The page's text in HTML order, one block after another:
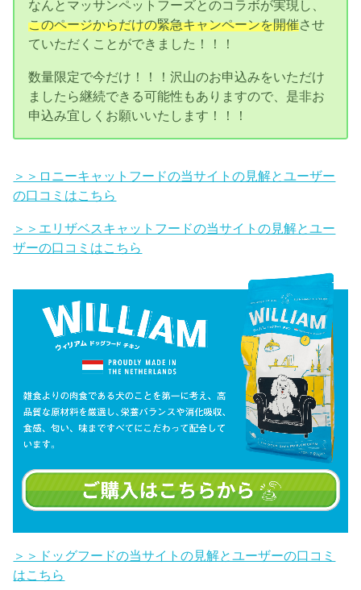
なんとマッサンペットフーズとのコラボが実現し、
このページからだけの緊急キャンペーンを開催させ
ていただくことができました！！！
数量限定で今だけ！！！沢山のお申込みをいただけ
ましたら継続できる可能性もありますので、是非お
申込み宜しくお願いいたします！！！
＞＞ロニーキャットフードの当サイトの見解とユーザー
の口コミはこちら
＞＞エリザベスキャットフードの当サイトの見解とユー
ザーの口コミはこちら
＞＞ドッグフードの当サイトの見解とユーザーの口コミ
はこちら